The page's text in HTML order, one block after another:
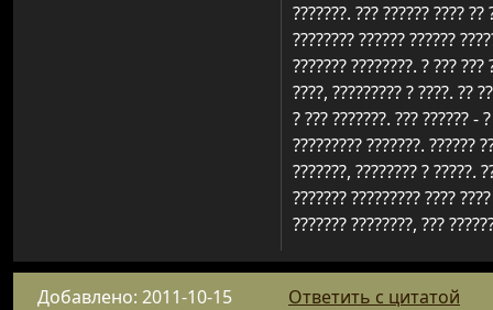
???????. ??? ?????? ????
???????? ?????? ??????
??????? ????????. ? ???
????, ????????? ? ????. ??
? ??? ???????. ??? ?????? -
????????? ???????. ??????
???????, ???????? ? ?????.
??????? ????????? ????
??????? ????????, ???
Добавлено: 2011-10-15
Ответить с цитатой